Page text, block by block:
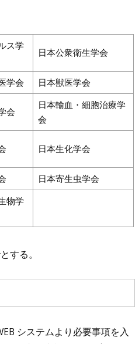
ス学
日本公衆衛生学会
学会 日本獣医学会
会
日本輸血・細胞治療学
会
日本生化学会
日本寄生虫学会
物学
する。
システムより必要事項を入